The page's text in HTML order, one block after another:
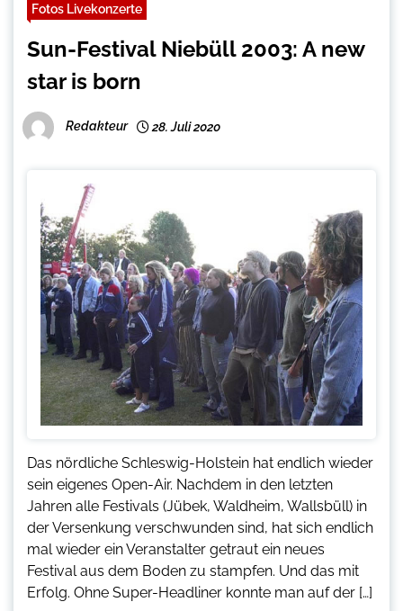
Fotos Livekonzerte
Sun-Festival Niebüll 2003: A new
star is born
Redakteur 28. Juli 2020
Das nördliche Schleswig-Holstein hat endlich wieder
sein eigenes Open-Air. Nachdem in den letzten
Jahren alle Festivals (Jübek, Waldheim, Wallsbüll) in
der Versenkung verschwunden sind, hat sich endlich
mal wieder ein Veranstalter getraut ein neues
Festival aus dem Boden zu stampfen. Und das mit
Erfolg. Ohne Super-Headliner konnte man auf der […]